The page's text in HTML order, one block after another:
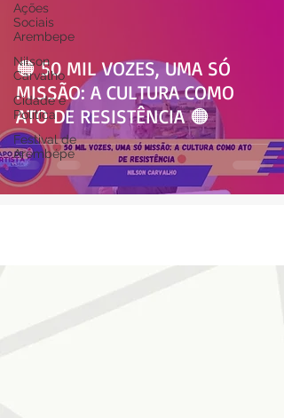
Ações
Sociais
Arembepe
Nilson
Carvalho
Cidade e
Política
Festival de
Arembépe
🟠 50 MIL VOZES, UMA SÓ
MISSÃO: A CULTURA COMO
ATO DE RESISTÊNCIA 🟠